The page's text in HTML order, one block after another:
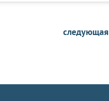
следующая